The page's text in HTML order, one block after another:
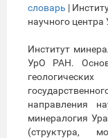
словарь |
научного
Институт
УрО РАН.
направления
минералогия
(структура,